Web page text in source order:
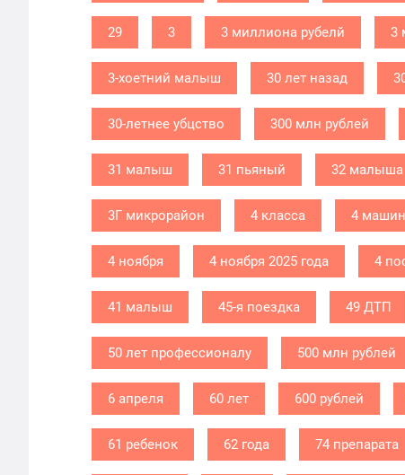
29 3 3 миллиона рубелй 3
3-хоетний малыш 30 лет назад
30-летнее убцство 300 млн рублей
31 малыш 31 пьяный 32 малыша
3Г микрорайон 4 класса 4
4 ноября 4 ноября 2025 года 4
41 малыш 45-я поездка 49 ДТП
50 лет профессионалу 500 млн рублей
6 апреля 60 лет 600 рублей
61 ребенок 62 года 74 препарата